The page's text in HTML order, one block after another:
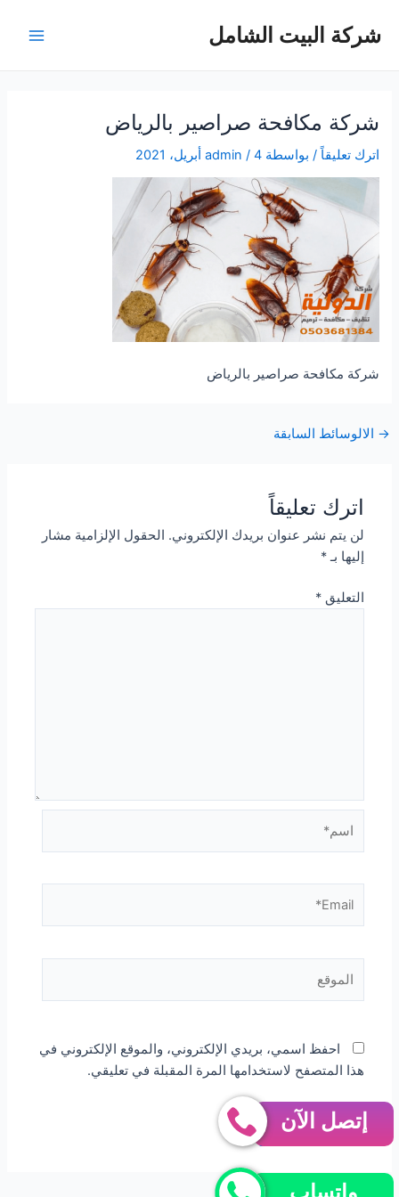
المحتوى
شركة البيت الشامل
شركة مكافحة صراصير بالرياض
اترك تعليقاً / بواسطة admin / 4 أبريل، 2021
شركة مكافحة صراصير بالرياض
Post
→ الالوسائط السابقة
اترك تعليقاً
لن يتم نشر عنوان بريدك الإلكتروني. الحقول الإلزامية مشار
إليها بـ*
التعليق*
احفظ اسمي، بريدي الإلكتروني، والموقع الإلكتروني في
هذا المتصفح لاستخدامها المرة المقبلة في تعليقي.
إتصل الآن